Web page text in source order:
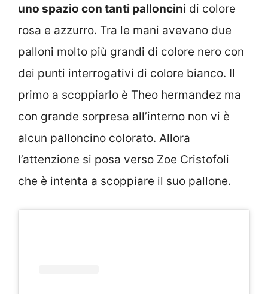
uno spazio con tanti palloncini di colore
rosa e azzurro. Tra le mani avevano due
palloni molto più grandi di colore nero con
dei punti interrogativi di colore bianco. Il
primo a scoppiarlo è Theo hermandez ma
con grande sorpresa all’interno non vi è
alcun palloncino colorato. Allora
l’attenzione si posa verso Zoe Cristofoli
che è intenta a scoppiare il suo pallone.